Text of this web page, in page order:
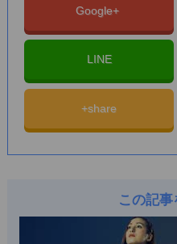
Google+
LINE
+share
この記事